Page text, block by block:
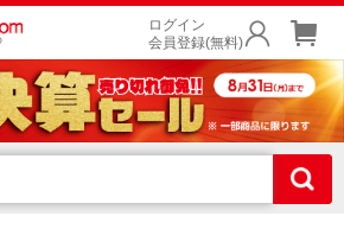
ログイン
会員登録(無料)